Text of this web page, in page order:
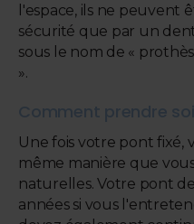
l'espace, ils ne peuvent
sécurité que par un
sous le nom de «
».
Comment prendre
Une fois votre pont fixé,
même manière que
naturelles. Votre pont
années si vous